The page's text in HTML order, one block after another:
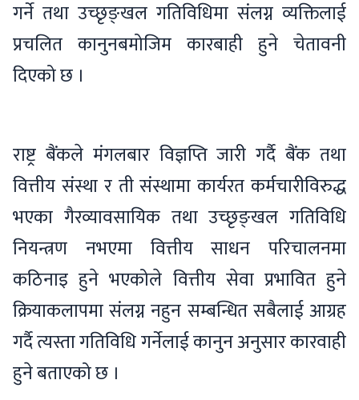
गर्ने तथा उच्छृङ्खल गतिविधिमा संलग्न व्यक्तिलाई
प्रचलित कानुनबमोजिम कारबाही हुने चेतावनी
दिएको छ ।
राष्ट्र बैंकले मंगलबार विज्ञप्ति जारी गर्दै बैंक तथा
वित्तीय संस्था र ती संस्थामा कार्यरत कर्मचारीविरुद्ध
भएका गैरव्यावसायिक तथा उच्छृङ्खल गतिविधि
नियन्त्रण नभएमा वित्तीय साधन परिचालनमा
कठिनाइ हुने भएकोले वित्तीय सेवा प्रभावित हुने
क्रियाकलापमा संलग्न नहुन सम्बन्धित सबैलाई आग्रह
गर्दै त्यस्ता गतिविधि गर्नेलाई कानुन अनुसार कारवाही
हुने बताएको छ ।